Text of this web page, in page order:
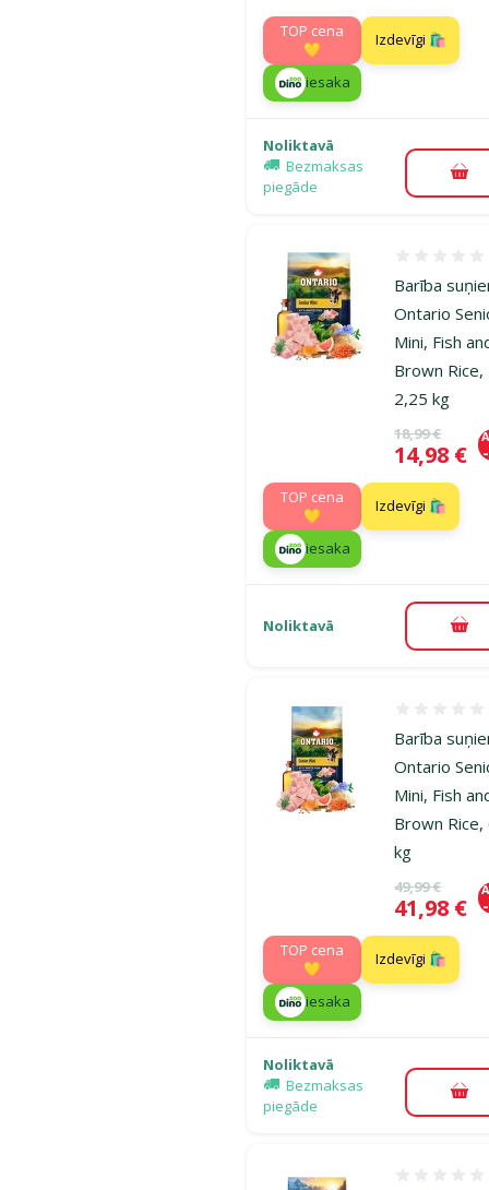
TOP cena
💛
Izdevīgi 🛍️
iesaka
Noliktavā
Bezmaksas
piegāde
Barība
Ontario
Mini, Fish
Brown Rice,
2,25 kg
Oriģinālā
18,99 €
Cena
14,98 €
TOP cena
💛
Izdevīgi 🛍️
iesaka
Noliktavā
Barība
Ontario
Mini, Fish
Brown Rice,
kg
Oriģinālā
49,99 €
Cena
41,98 €
TOP cena
💛
Izdevīgi 🛍️
iesaka
Noliktavā
Bezmaksas
piegāde